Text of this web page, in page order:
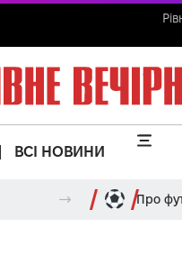
ВСІ НОВИНИ
Про